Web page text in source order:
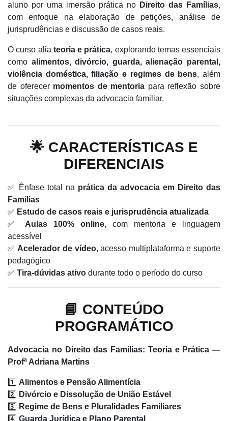
aluno por uma imersão prática no Direito das Famílias,
com enfoque na elaboração de petições, análise de
jurisprudências e discussão de casos reais.
O curso alia teoria e prática, explorando temas essenciais
como alimentos, divórcio, guarda, alienação parental,
violência doméstica, filiação e regimes de bens, além
de oferecer momentos de mentoria para reflexão sobre
situações complexas da advocacia familiar.
🌟 CARACTERÍSTICAS E
DIFERENCIAIS
✅ Ênfase total na prática da advocacia em Direito das
Famílias
✅ Estudo de casos reais e jurisprudência atualizada
✅ Aulas 100% online, com mentoria e linguagem
acessível
✅ Acelerador de vídeo, acesso multiplataforma e suporte
pedagógico
✅ Tira-dúvidas ativo durante todo o período do curso
📘 CONTEÚDO
PROGRAMÁTICO
Advocacia no Direito das Famílias: Teoria e Prática —
Profª Adriana Martins
1️⃣ Alimentos e Pensão Alimentícia
2️⃣ Divórcio e Dissolução de União Estável
3️⃣ Regime de Bens e Pluralidades Familiares
4️⃣ Guarda Jurídica e Plano Parental